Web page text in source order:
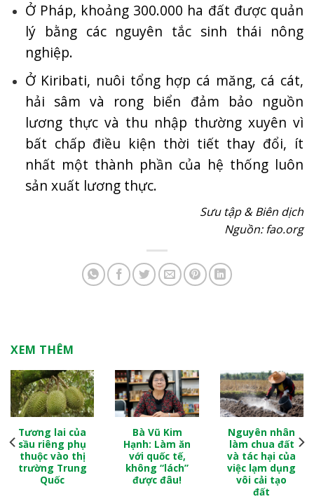
Ở Pháp, khoảng 300.000 ha đất được quản
lý bằng các nguyên tắc sinh thái nông
nghiệp.
Ở Kiribati, nuôi tổng hợp cá măng, cá cát,
hải sâm và rong biển đảm bảo nguồn
lương thực và thu nhập thường xuyên vì
bất chấp điều kiện thời tiết thay đổi, ít
nhất một thành phần của hệ thống luôn
sản xuất lương thực.
Sưu tập & Biên dịch
Nguồn: fao.org
XEM THÊM
Tương lai của
sầu riêng phụ
thuộc vào thị
trường Trung
Quốc
Bà Vũ Kim
Hạnh: Làm ăn
với quốc tế,
không “lách”
được đâu!
Nguyên nhân
làm chua đất
và tác hại của
việc lạm dụng
vôi cải tạo
đất